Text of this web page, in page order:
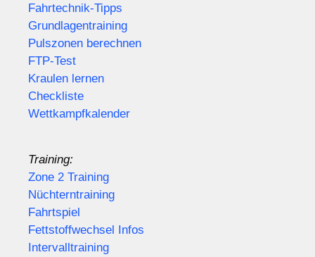
Fahrtechnik-Tipps
Grundlagentraining
Pulszonen berechnen
FTP-Test
Kraulen lernen
Checkliste
Wettkampfkalender
Training:
Zone 2 Training
Nüchterntraining
Fahrtspiel
Fettstoffwechsel Infos
Intervalltraining